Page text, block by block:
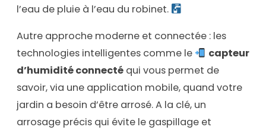
l’eau de pluie à l’eau du robinet.
Autre approche moderne et connectée : les
technologies intelligentes comme le
capteur
d’humidité connecté qui vous permet de
savoir, via une application mobile, quand votre
jardin a besoin d’être arrosé. A la clé, un
arrosage précis qui évite le gaspillage et